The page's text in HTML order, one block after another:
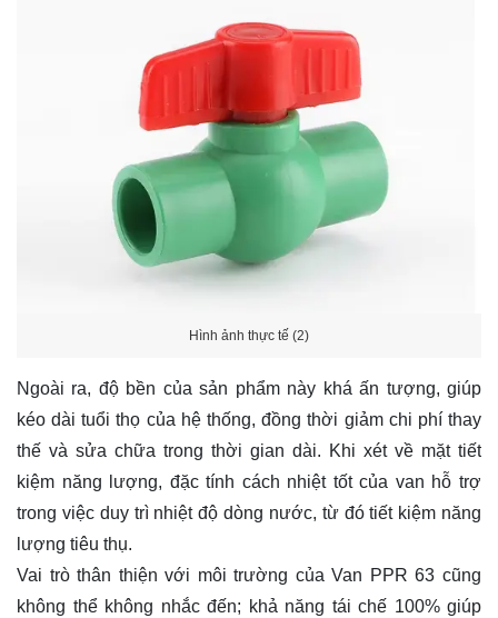
Hình ảnh thực tế (2)
Ngoài ra, độ bền của sản phẩm này khá ấn tượng, giúp
kéo dài tuổi thọ của hệ thống, đồng thời giảm chi phí thay
thế và sửa chữa trong thời gian dài. Khi xét về mặt tiết
kiệm năng lượng, đặc tính cách nhiệt tốt của van hỗ trợ
trong việc duy trì nhiệt độ dòng nước, từ đó tiết kiệm năng
lượng tiêu thụ.
Vai trò thân thiện với môi trường của Van PPR 63 cũng
không thể không nhắc đến; khả năng tái chế 100% giúp